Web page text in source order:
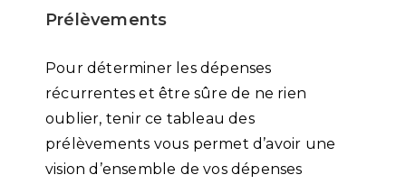
Prélèvements
Pour déterminer les dépenses
récurrentes et être sûre de ne rien
oublier, tenir ce tableau des
prélèvements vous permet d’avoir une
vision d’ensemble de vos dépenses